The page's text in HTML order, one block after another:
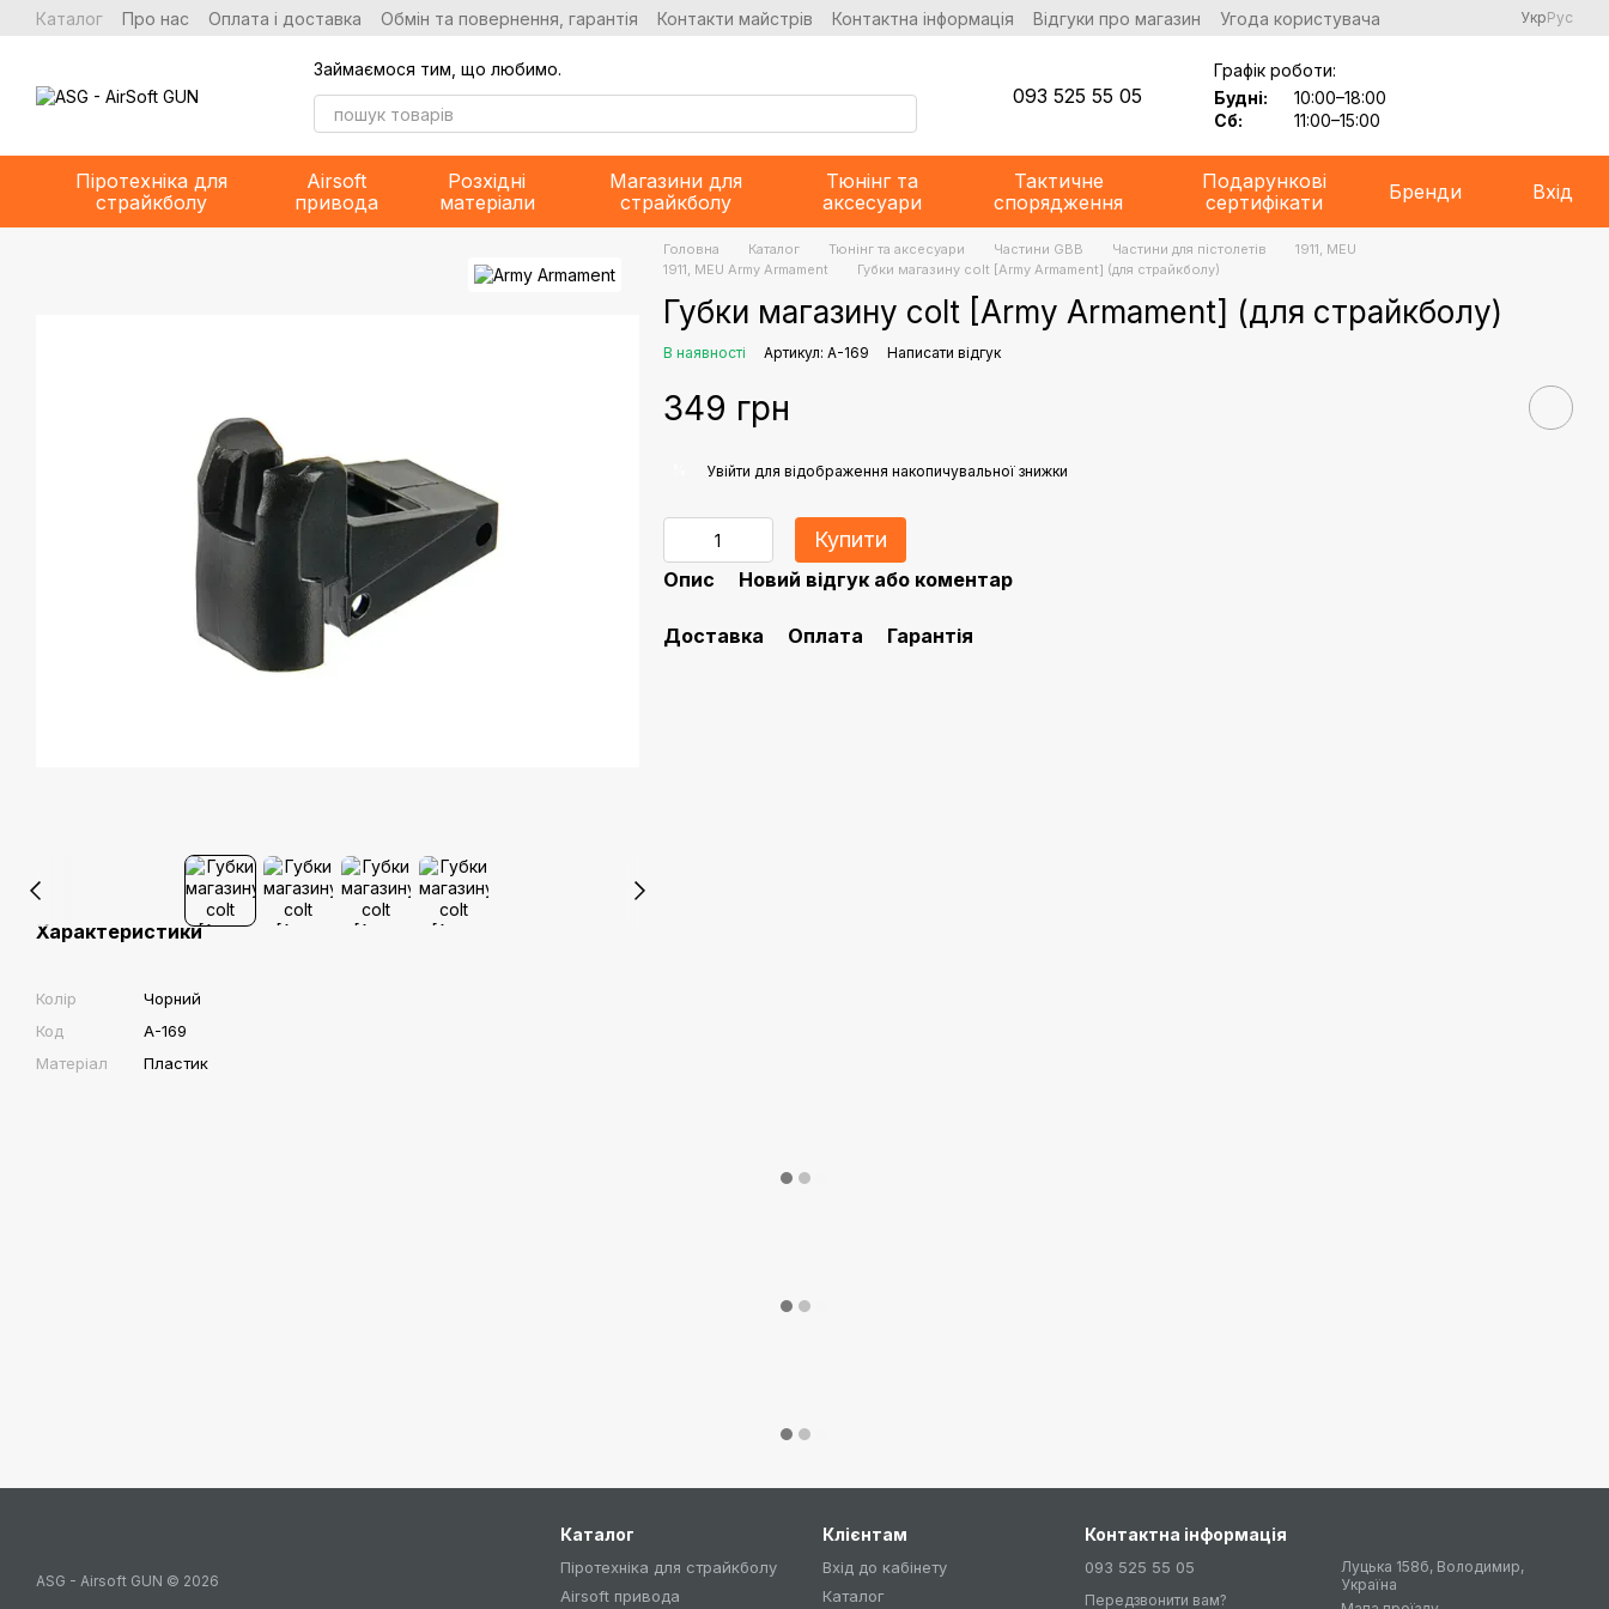
Перейти до основного контенту
Каталог Про нас Оплата і доставка Обмін та повернення, гарантія Контакти майстрів Контактна інформація Відгуки про магазин Угода користувача УкрРус
Займаємося тим, що любимо.
093 525 55 05
Графік роботи:
Будні:
10:00–18:00
Сб:
11:00–15:00
Піротехніка для
страйкболу
Airsoft
привода
Розхідні
матеріали
Магазини для
страйкболу
Тюнінг та
аксесуари
Тактичне
спорядження
Подарункові
сертифікати
Бренди Вхід
Характеристики
Колір
Чорний
Код
A-169
Матеріал
Пластик
Головна Каталог Тюнінг та аксесуари Частини GBB Частини для пістолетів
1911, MEU
1911, MEU Army Armament
Губки магазину colt [Army Armament] (для страйкболу)
Губки магазину colt [Army Armament] (для страйкболу)
В наявності Артикул: A-169 Написати відгук
349 грн
Увійти для відображення накопичувальної знижки
Купити
Опис Новий відгук або коментар
Доставка Оплата Гарантія
ASG - Airsoft GUN © 2026
Каталог
Піротехніка для страйкболу
Airsoft привода
Клієнтам
Вхід до кабінету
Каталог
Контактна інформація
093 525 55 05
Передзвонити вам?
Луцька 158б, Володимир,
Україна